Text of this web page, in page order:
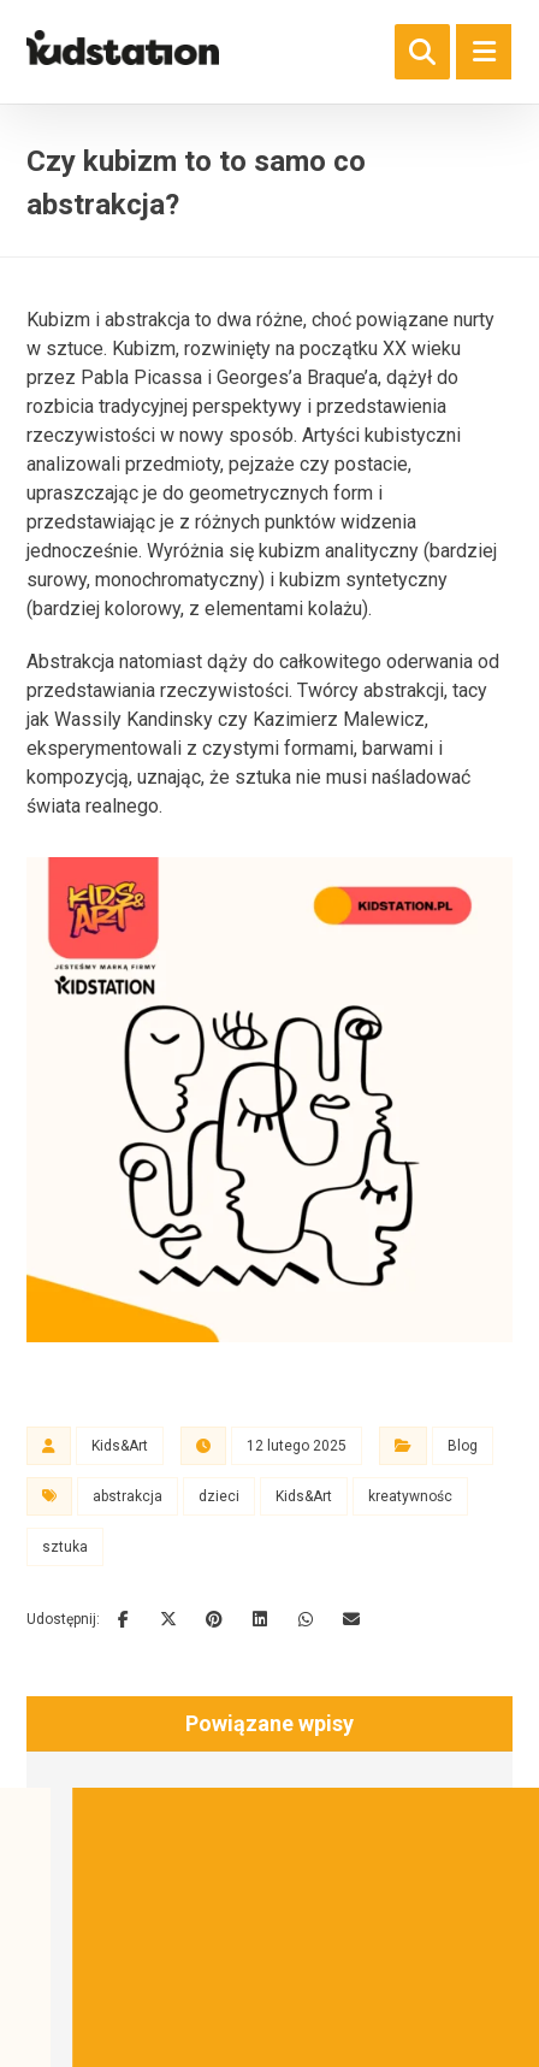
Czy kubizm to to samo co
abstrakcja?
Kubizm i abstrakcja to dwa różne, choć powiązane nurty
w sztuce. Kubizm, rozwinięty na początku XX wieku
przez Pabla Picassa i Georges’a Braque’a, dążył do
rozbicia tradycyjnej perspektywy i przedstawienia
rzeczywistości w nowy sposób. Artyści kubistyczni
analizowali przedmioty, pejzaże czy postacie,
upraszczając je do geometrycznych form i
przedstawiając je z różnych punktów widzenia
jednocześnie. Wyróżnia się kubizm analityczny (bardziej
surowy, monochromatyczny) i kubizm syntetyczny
(bardziej kolorowy, z elementami kolażu).
Abstrakcja natomiast dąży do całkowitego oderwania od
przedstawiania rzeczywistości. Twórcy abstrakcji, tacy
jak Wassily Kandinsky czy Kazimierz Malewicz,
eksperymentowali z czystymi formami, barwami i
kompozycją, uznając, że sztuka nie musi naśladować
świata realnego.
Kids&Art 12 lutego 2025 Blog
abstrakcja dzieci Kids&Art kreatywnośc
sztuka
Powiązane wpisy